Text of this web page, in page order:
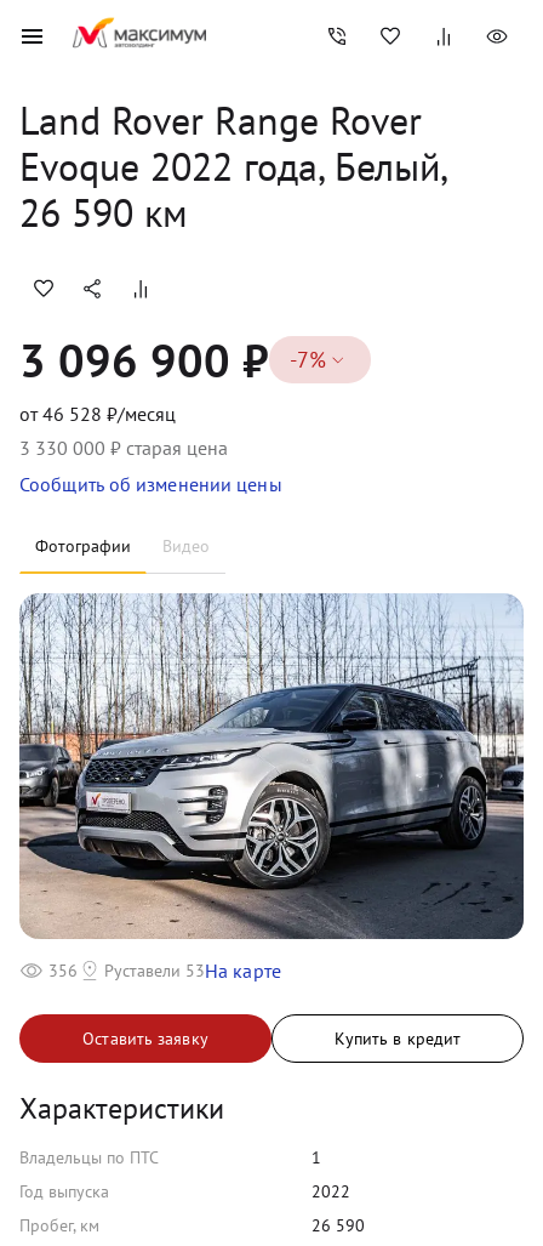
Land Rover Range Rover
Evoque 2022 года, Белый,
26 590 км
3 096 900 ₽ -7%
от46 528 ₽/месяц
3 330 000 ₽ старая цена
Сообщить об изменении цены
Оставить заявку Купить в кредит
Характеристики
Владельцы по ПТС
1
Год выпуска
2022
Пробег, км
26 590
Фотографии Видео
356 Руставели 53На карте